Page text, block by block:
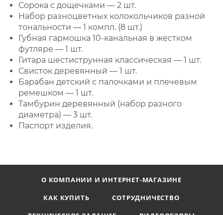
Сорока с дощечками — 2 шт.
Набор разноцветных колокольчиков разной
тональности — 1 компл. (8 шт.)
Губная гармошка 10-канальная в жестком
футляре — 1 шт.
Гитара шестиструнная классическая — 1 шт.
Свисток деревянный — 1 шт.
Барабан детский с палочками и плечевым
ремешком — 1 шт.
Тамбурин деревянный (набор разного
диаметра) — 3 шт.
Паспорт изделия.
О КОМПАНИИ И ИНТЕРНЕТ-МАГАЗИНЕ
КАК КУПИТЬ
СОТРУДНИЧЕСТВО